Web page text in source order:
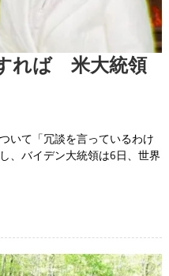
れば 米大統領
いて「冗談を言っているわけ
、バイデン大統領は6日、世界